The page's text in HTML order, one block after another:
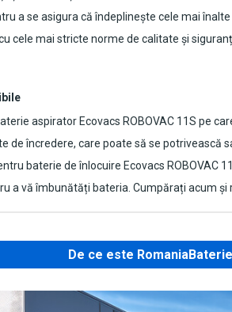
a se asigura că îndeplinește cele mai
cu cele mai stricte norme de calitate și
aspirator Ecovacs ROBOVAC 11S pe
de încredere, care poate să se potrivească
baterie de înlocuire Ecovacs ROBOVAC
a vă îmbunătăți bateria. Cumpărați acum
De ce este